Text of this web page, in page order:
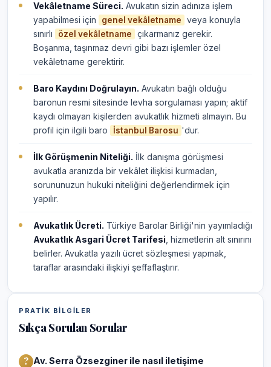
Vekâletname Süreci. Avukatın sizin adınıza işlem
yapabilmesi için
genel vekâletname
veya konuyla
sınırlı
özel vekâletname
çıkarmanız gerekir.
Boşanma, taşınmaz devri gibi bazı işlemler özel
vekâletname gerektirir.
Baro Kaydını Doğrulayın. Avukatın bağlı olduğu
baronun resmi sitesinde levha sorgulaması yapın; aktif
kaydı olmayan kişilerden avukatlık hizmeti almayın. Bu
profil için ilgili baro
İstanbul Barosu 'dur.
İlk Görüşmenin Niteliği. İlk danışma görüşmesi
avukatla aranızda bir vekâlet ilişkisi kurmadan,
sorununuzun hukuki niteliğini değerlendirmek için
yapılır.
Avukatlık Ücreti. Türkiye Barolar Birliği'nin yayımladığı
Avukatlık Asgari Ücret Tarifesi , hizmetlerin alt sınırını
belirler. Avukatla yazılı ücret sözleşmesi yapmak,
taraflar arasındaki ilişkiyi şeffaflaştırır.
PRATIK BILGILER
Sıkça Sorulan Sorular
Av. Serra Özsezginer ile nasıl iletişime